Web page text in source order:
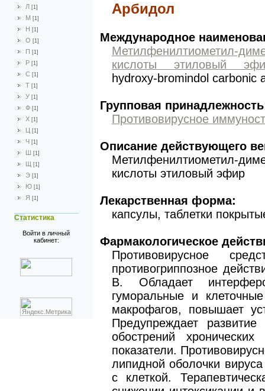
Л [1]
М [1]
Н [1]
О [1]
П [1]
Р [1]
С [1]
Т [1]
У [1]
Ф [1]
Х [1]
Ц [1]
Ч [1]
Ш [1]
Щ [1]
Э [1]
Ю [1]
Я [1]
Статистика
Войти в личный
кабинет:
Арбидол
Международное
Метилфенилтиометил-
кислоты этиловый
hydroxy-bromindol carbonic
Групповая
Противовирусное
Описание действующего
Метилфенилтиометил-
кислоты этиловый эфир
Лекарственная форма:
капсулы, таблетки
Фармакологическое
Противовирусное
противогриппозное
В. Обладает
гуморальные и
макрофагов, повышает
Предупреждает развитие
обострений
показатели.
липидной оболочки
с клеткой.